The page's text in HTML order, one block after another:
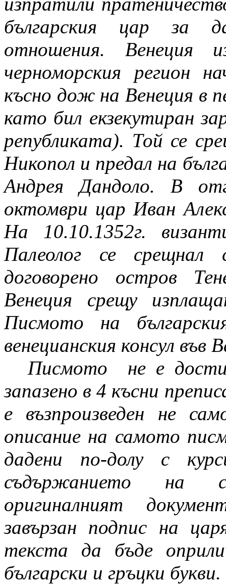
българския цар за
отношения. Венеция
черноморския регион
късно дож на Венеция в
като бил екзекутиран
републиката). Той се
Никопол и предал на
Андрея Дандоло. В
октомври цар Иван
На 10.10.1352г.
Палеолог се
договорено остров
Венеция срещу
Писмото на
венецианския консул
Писмото
не е
запазено в 4 късни
е възпроизведен не
описание на самото
дадени по-долу с
съдържанието на
оригиналният
завързан подпис на
текста да бъде
български и гръцки букви.